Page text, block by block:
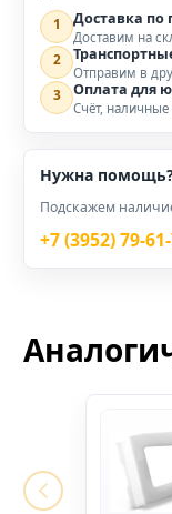
1 Доставка по
Доставим на
2
Отправим в
3 Оплата для
Счёт, наличные
Нужна
Подскажем
+7 (3952) 79-